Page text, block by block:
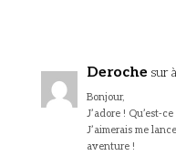
Deroche sur à
Bonjour,
J’adore ! Qu’est-
J’aimerais me
aventure !